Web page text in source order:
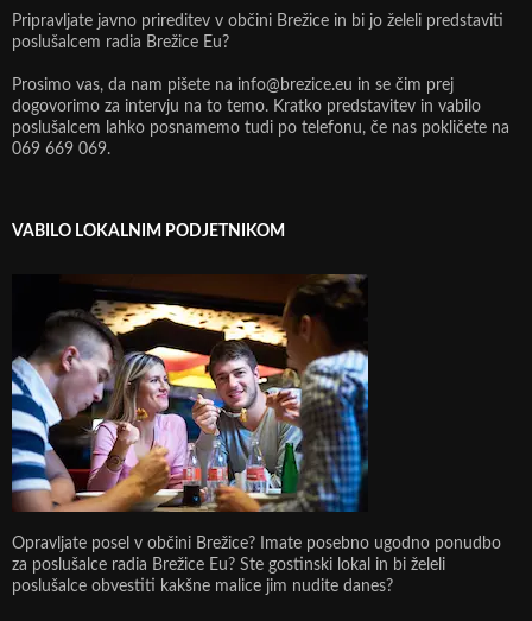
Pripravljate javno prireditev v občini Brežice in bi jo želeli predstaviti
poslušalcem radia Brežice Eu?
Prosimo vas, da nam pišete na info@brezice.eu in se čim prej
dogovorimo za intervju na to temo. Kratko predstavitev in vabilo
poslušalcem lahko posnamemo tudi po telefonu, če nas pokličete na
069 669 069.
VABILO LOKALNIM PODJETNIKOM
Opravljate posel v občini Brežice? Imate posebno ugodno ponudbo
za poslušalce radia Brežice Eu? Ste gostinski lokal in bi želeli
poslušalce obvestiti kakšne malice jim nudite danes?